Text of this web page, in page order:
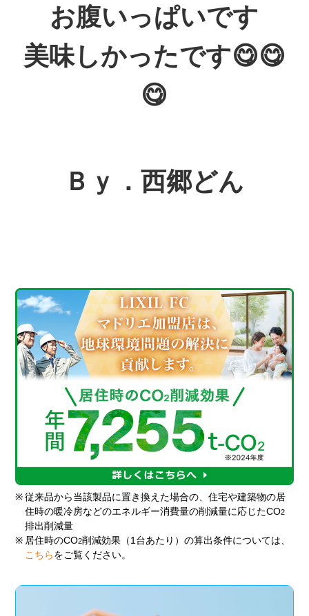
※ 従来品から当該製品に置き換えた場合の、住宅や建築物の居
住時の暖冷房などのエネルギー消費量の削減量に応じたCO2
排出削減量
※ 居住時のCO2削減効果（1台あたり）の算出条件については、
こちら をご覧ください。